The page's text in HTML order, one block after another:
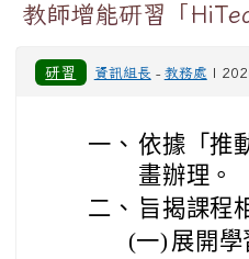
教師增能研習「
研習 資訊組長 - 教務處 |
一、 依據「推
畫辦理。
二、 旨揭課程
(一) 展開學